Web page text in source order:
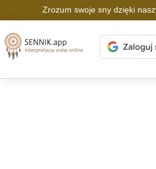
Zrozum swoje sny dzięki